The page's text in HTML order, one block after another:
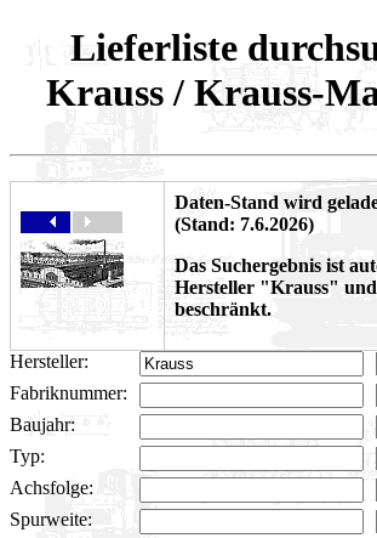
Lieferliste
Krauss / Krauss-
Daten-Stand wird
(Stand: 7.6.2026)
Das Suchergebnis ist
Hersteller "Krauss"
beschränkt.
Hersteller:
Fabriknummer:
Baujahr:
Typ:
Achsfolge:
Spurweite: